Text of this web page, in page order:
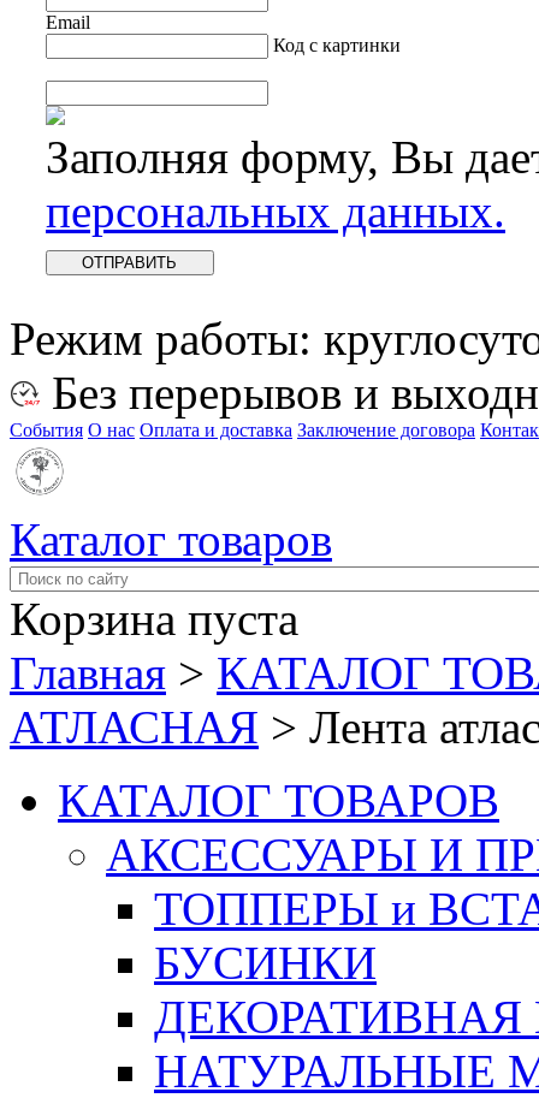
Email
Код с картинки
Заполняя форму, Вы
персональных данных.
Режим работы:
Без перерывов и
События О нас Оплата и доставка Заключение договора
Каталог товаров
Корзина пуста
Главная > КАТАЛОГ
АТЛАСНАЯ > Лента
КАТАЛОГ ТОВАРОВ
АКСЕССУАРЫ И
ТОППЕРЫ и
БУСИНКИ
ДЕКОРАТИВНАЯ
НАТУРАЛЬНЫЕ